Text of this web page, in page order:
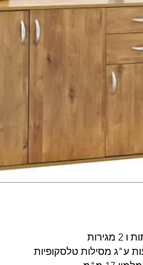
ע"ג מסילות טלסקופיות